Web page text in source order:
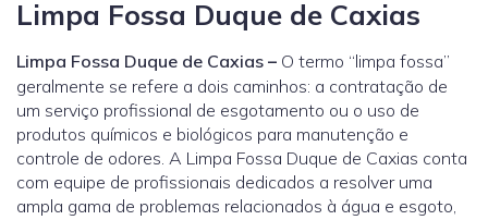
Limpa Fossa Duque de Caxias
Limpa Fossa Duque de Caxias – O termo “limpa fossa”
geralmente se refere a dois caminhos: a contratação de
um serviço profissional de esgotamento ou o uso de
produtos químicos e biológicos para manutenção e
controle de odores. A Limpa Fossa Duque de Caxias conta
com equipe de profissionais dedicados a resolver uma
ampla gama de problemas relacionados à água e esgoto,